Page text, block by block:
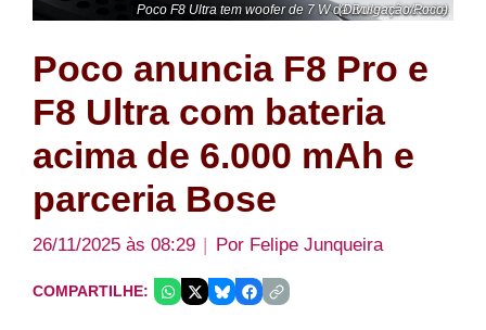
Poco F8 Ultra tem woofer de 7 W da Bose na traseira (Divulgação/Poco)
Poco anuncia F8 Pro e
F8 Ultra com bateria
acima de 6.000 mAh e
parceria Bose
26/11/2025 às 08:29 Por Felipe Junqueira
COMPARTILHE: